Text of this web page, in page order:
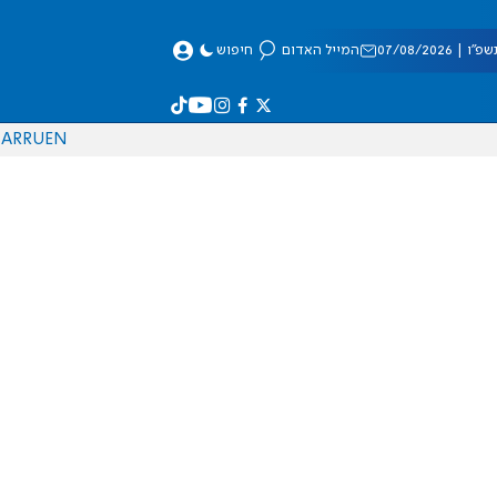
08/2026 המייל האדום חיפוש
EN
RU
AR